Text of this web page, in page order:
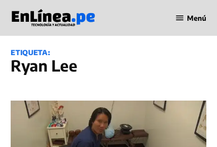
contenido
en Línea
Menú
ETIQUETA:
Ryan Lee